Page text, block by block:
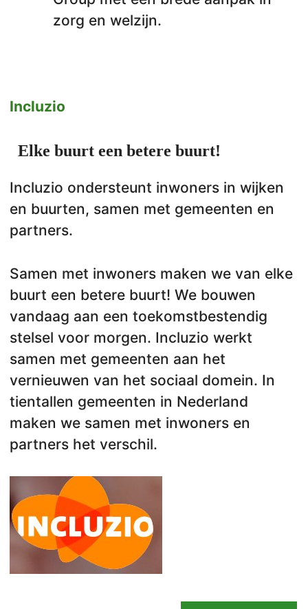
zorg en welzijn.
Incluzio
Elke buurt een betere buurt!
Incluzio ondersteunt inwoners in wijken
en buurten, samen met gemeenten en
partners.
Samen met inwoners maken we van elke
buurt een betere buurt! We bouwen
vandaag aan een toekomstbestendig
stelsel voor morgen. Incluzio werkt
samen met gemeenten aan het
vernieuwen van het sociaal domein. In
tientallen gemeenten in Nederland
maken we samen met inwoners en
partners het verschil.